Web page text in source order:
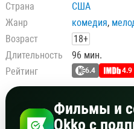
Страна
США
Жанр
комедия,
Возраст
18+
Длительность
96 мин.
Рейтинг
6.4 4.9
Фильмы и
Okko с